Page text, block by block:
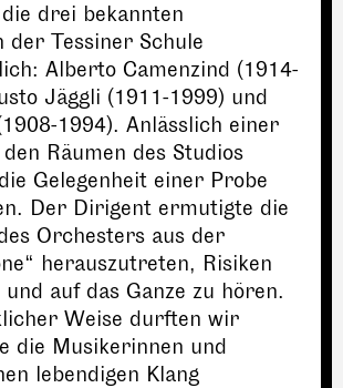
drei bekannten
der Tessiner Schule
Alberto Camenzind (1914-
Jäggli (1911-1999) und
1994). Anlässlich einer
Räumen des Studios
Gelegenheit einer Probe
Der Dirigent ermutigte die
Orchesters aus der
herauszutreten, Risiken
und auf das Ganze zu hören.
Weise durften wir
die Musikerinnen und
lebendigen Klang